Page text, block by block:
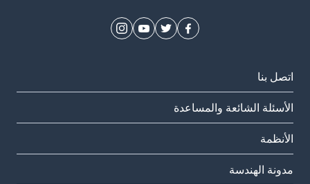
اتصل بنا
الأسئلة الشائعة والمساعدة
الأنظمة
مدونة الهندسة